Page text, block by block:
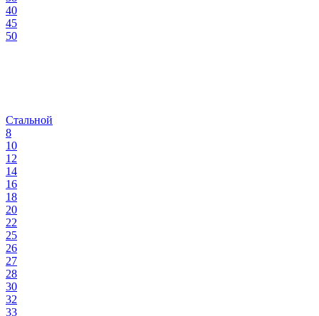
40
45
50
Стальной
8
10
12
14
16
18
20
22
25
26
27
28
30
32
33